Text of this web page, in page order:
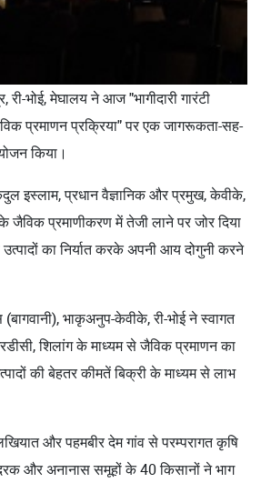
री-भोई, मेघालय ने आज "भागीदारी गारंटी
प्रमाणन प्रक्रिया" पर एक जागरूकता-सह-
किया।
इस्लाम, प्रधान वैज्ञानिक और प्रमुख, केवीके,
जैविक प्रमाणीकरण में तेजी लाने पर जोर दिया
उत्पादों का निर्यात करके अपनी आय दोगुनी करने
भाकृअनुप-केवीके, री-भोई ने स्वागत
शिलांग के माध्यम से जैविक प्रमाणन का
की बेहतर कीमतें बिक्री के माध्यम से लाभ
और पहमबीर देम गांव से परम्परागत कृषि
और अनानास समूहों के 40 किसानों ने भाग